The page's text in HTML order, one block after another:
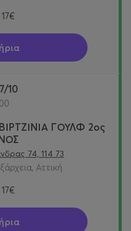
17€
10
ΓΟΥΛΦ 2ος
74, 114 73
Αττική
17€